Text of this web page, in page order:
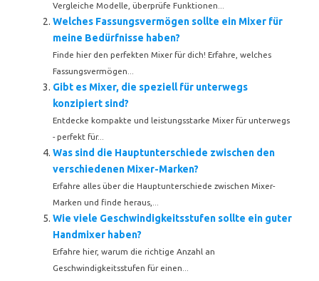
Vergleiche Modelle, überprüfe Funktionen...
Welches Fassungsvermögen sollte ein Mixer für
meine Bedürfnisse haben?
Finde hier den perfekten Mixer für dich! Erfahre, welches
Fassungsvermögen...
Gibt es Mixer, die speziell für unterwegs
konzipiert sind?
Entdecke kompakte und leistungsstarke Mixer für unterwegs
- perfekt für...
Was sind die Hauptunterschiede zwischen den
verschiedenen Mixer-Marken?
Erfahre alles über die Hauptunterschiede zwischen Mixer-
Marken und finde heraus,...
Wie viele Geschwindigkeitsstufen sollte ein guter
Handmixer haben?
Erfahre hier, warum die richtige Anzahl an
Geschwindigkeitsstufen für einen...